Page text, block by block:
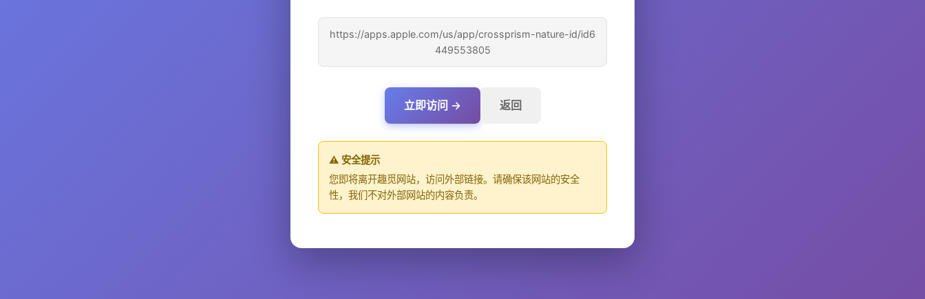
https://apps.apple.com/us/app/crossprism-nature-id/id6
449553805
立即访问 → 返回
⚠️ 安全提示
您即将离开趣觅网站，访问外部链接。请确保该网站的安全
性，我们不对外部网站的内容负责。